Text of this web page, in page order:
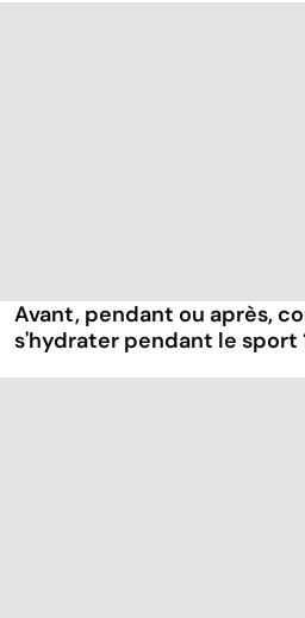
Avant, pendant ou après,
s'hydrater pendant le sport